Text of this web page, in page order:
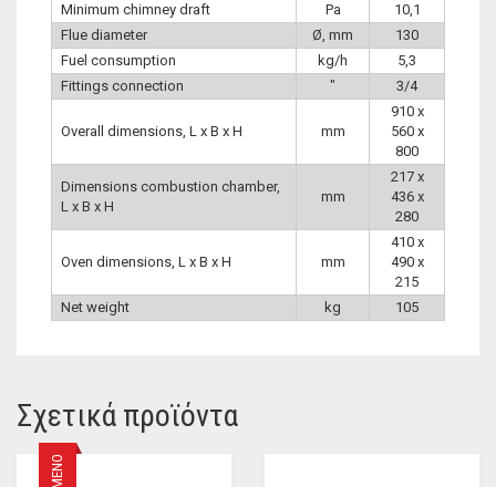
Minimum chimney draft
Pa
10,1
Flue diameter
Ø, mm
130
Fuel consumption
kg/h
5,3
Fittings connection
″ 3/4
Overall dimensions, L x B x H mm
910 x
560 x
800
Dimensions combustion chamber,
L x B x H
mm
217 x
436 x
280
Oven dimensions, L x B x H mm
410 x
490 x
215
Net weight
kg 105
Σχετικά προϊόντα